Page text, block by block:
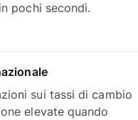
pochi secondi.
sui tassi di cambio
elevate quando